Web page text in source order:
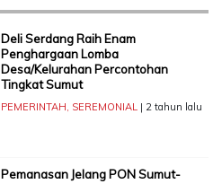
Deli Serdang Raih Enam
Penghargaan Lomba
Desa/Kelurahan Percontohan
Tingkat Sumut
PEMERINTAH, SEREMONIAL| 2 tahun lalu
Pemanasan Jelang PON Sumut-